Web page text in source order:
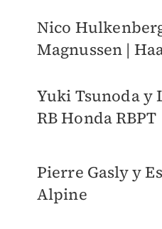
Nico
Magnussen |
Yuki Tsunoda y
RB Honda RBPT
Pierre Gasly y
Alpine